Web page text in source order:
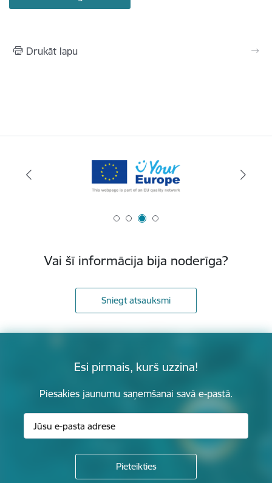
Drukāt lapu
Vai šī informācija bija noderīga?
Sniegt atsauksmi
Esi pirmais, kurš uzzina!
Piesakies jaunumu saņemšanai savā e-pastā.